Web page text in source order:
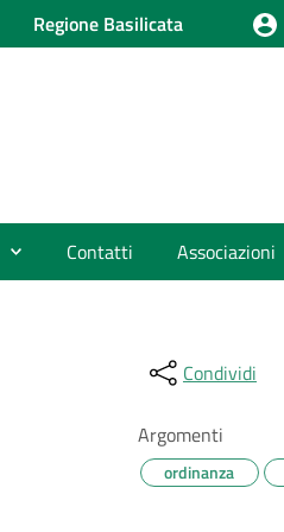
Regione Basilicata
Contatti Associazioni
Condividi
Argomenti
ordinanza